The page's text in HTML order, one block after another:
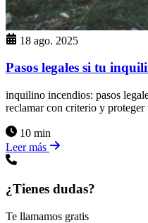
18 ago. 2025
Pasos legales si tu
inquilino incendios: pasos
reclamar con criterio y
10 min
Leer más
¿Tienes dudas?
Te llamamos gratis